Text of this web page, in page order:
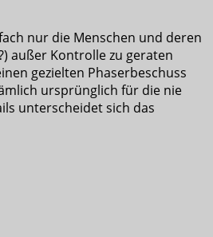
nur die Menschen und deren
außer Kontrolle zu geraten
gezielten Phaserbeschuss
ursprünglich für die nie
unterscheidet sich das